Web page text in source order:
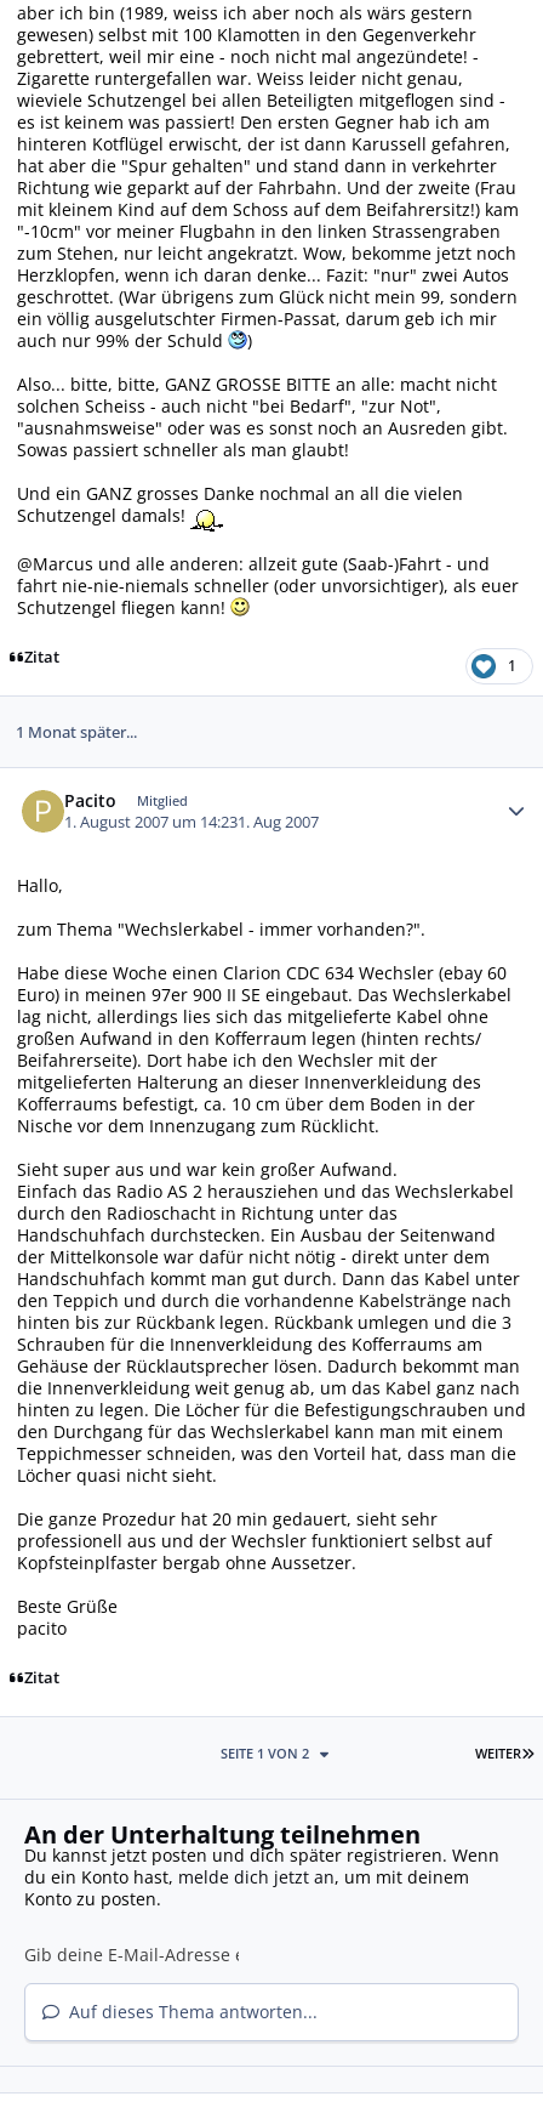
aber ich bin (1989, weiss ich aber noch als wärs gestern
gewesen) selbst mit 100 Klamotten in den Gegenverkehr
gebrettert, weil mir eine - noch nicht mal angezündete! -
Zigarette runtergefallen war. Weiss leider nicht genau,
wieviele Schutzengel bei allen Beteiligten mitgeflogen sind -
es ist keinem was passiert! Den ersten Gegner hab ich am
hinteren Kotflügel erwischt, der ist dann Karussell gefahren,
hat aber die "Spur gehalten" und stand dann in verkehrter
Richtung wie geparkt auf der Fahrbahn. Und der zweite (Frau
mit kleinem Kind auf dem Schoss auf dem Beifahrersitz!) kam
"-10cm" vor meiner Flugbahn in den linken Strassengraben
zum Stehen, nur leicht angekratzt. Wow, bekomme jetzt noch
Herzklopfen, wenn ich daran denke... Fazit: "nur" zwei Autos
geschrottet. (War übrigens zum Glück nicht mein 99, sondern
ein völlig ausgelutschter Firmen-Passat, darum geb ich mir
auch nur 99% der Schuld
)
Also... bitte, bitte, GANZ GROSSE BITTE an alle: macht nicht
solchen Scheiss - auch nicht "bei Bedarf", "zur Not",
"ausnahmsweise" oder was es sonst noch an Ausreden gibt.
Sowas passiert schneller als man glaubt!
Und ein GANZ grosses Danke nochmal an all die vielen
Schutzengel damals!
@Marcus und alle anderen: allzeit gute (Saab-)Fahrt - und
fahrt nie-nie-niemals schneller (oder unvorsichtiger), als euer
Schutzengel fliegen kann!
Zitat 1
1 Monat später...
Pacito Mitglied
1. August 2007 um 14:231. Aug 2007
Hallo,
zum Thema "Wechslerkabel - immer vorhanden?".
Habe diese Woche einen Clarion CDC 634 Wechsler (ebay 60
Euro) in meinen 97er 900 II SE eingebaut. Das Wechslerkabel
lag nicht, allerdings lies sich das mitgelieferte Kabel ohne
großen Aufwand in den Kofferraum legen (hinten rechts/
Beifahrerseite). Dort habe ich den Wechsler mit der
mitgelieferten Halterung an dieser Innenverkleidung des
Kofferraums befestigt, ca. 10 cm über dem Boden in der
Nische vor dem Innenzugang zum Rücklicht.
Sieht super aus und war kein großer Aufwand.
Einfach das Radio AS 2 herausziehen und das Wechslerkabel
durch den Radioschacht in Richtung unter das
Handschuhfach durchstecken. Ein Ausbau der Seitenwand
der Mittelkonsole war dafür nicht nötig - direkt unter dem
Handschuhfach kommt man gut durch. Dann das Kabel unter
den Teppich und durch die vorhandenne Kabelstränge nach
hinten bis zur Rückbank legen. Rückbank umlegen und die 3
Schrauben für die Innenverkleidung des Kofferraums am
Gehäuse der Rücklautsprecher lösen. Dadurch bekommt man
die Innenverkleidung weit genug ab, um das Kabel ganz nach
hinten zu legen. Die Löcher für die Befestigungschrauben und
den Durchgang für das Wechslerkabel kann man mit einem
Teppichmesser schneiden, was den Vorteil hat, dass man die
Löcher quasi nicht sieht.
Die ganze Prozedur hat 20 min gedauert, sieht sehr
professionell aus und der Wechsler funktioniert selbst auf
Kopfsteinplfaster bergab ohne Aussetzer.
Beste Grüße
pacito
Zitat
WEITER
SEITE 1 VON 2
An der Unterhaltung teilnehmen
Du kannst jetzt posten und dich später registrieren. Wenn
du ein Konto hast, melde dich jetzt an, um mit deinem
Konto zu posten.
Auf dieses Thema antworten...